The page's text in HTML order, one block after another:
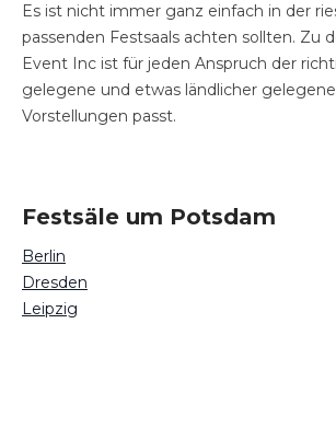
Es ist nicht immer ganz einfach in der
passenden Festsaals achten sollten. Zu
Event Inc ist für jeden Anspruch der
gelegene und etwas ländlicher
Vorstellungen passt.
Festsäle um Potsdam
Berlin
Dresden
Leipzig